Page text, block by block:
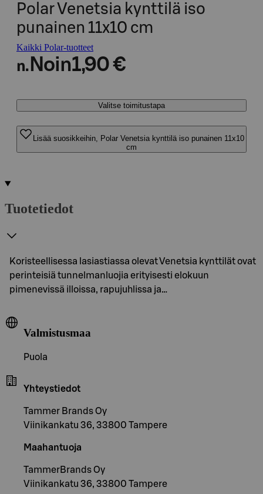
Polar Venetsia kynttilä iso
punainen 11x10 cm
Kaikki Polar-tuotteet
n. Noin1,90 €
Valitse toimitustapa
Lisää suosikkeihin, Polar Venetsia kynttilä iso punainen 11x10
cm
Tuotetiedot
Koristeellisessa lasiastiassa olevat Venetsia kynttilät ovat
perinteisiä tunnelmanluojia erityisesti elokuun
pimenevissä illoissa, rapujuhlissa ja…
Valmistusmaa
Puola
Yhteystiedot
Tammer Brands Oy
Viinikankatu 36, 33800 Tampere
Maahantuoja
TammerBrands Oy
Viinikankatu 36, 33800 Tampere